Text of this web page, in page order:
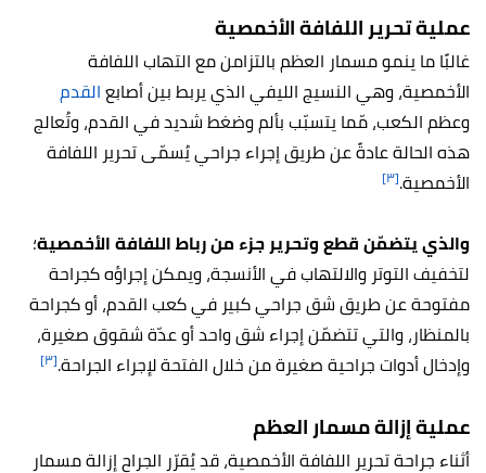
عملية تحرير اللفافة الأخمصية
غالبًا ما ينمو مسمار العظم بالتزامن مع التهاب اللفافة
الأخمصية، وهي النسيج الليفي الذي يربط بين أصابعالقدم
وعظم الكعب، مّما يتسبّب بألم وضغط شديد في القدم، وتُعالج
هذه الحالة عادةً عن طريق إجراء جراحي يُسمّى تحرير اللفافة
الأخمصية.[٣]
والذي يتضمّن قطع وتحرير جزء من رباط اللفافة الأخمصية؛
لتخفيف التوتر والالتهاب في الأنسجة، ويمكن إجراؤه كجراحة
مفتوحة عن طريق شق جراحي كبير في كعب القدم، أو كجراحة
بالمنظار، والتي تتضمّن إجراء شق واحد أو عدّة شقوق صغيرة،
وإدخال أدوات جراحية صغيرة من خلال الفتحة لإجراء الجراحة.[٣]
عملية إزالة مسمار العظم
أثناء جراحة تحرير اللفافة الأخمصية، قد يُقرّر الجراح إزالة مسمار